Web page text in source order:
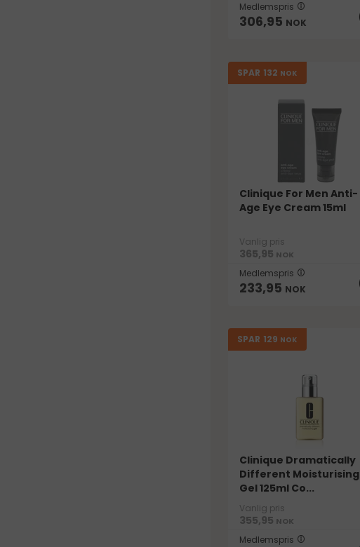
Medlemspris
306,95 NOK
SPAR 132 NOK
Clinique For Men Anti-
Age Eye Cream 15ml
Vanlig pris
365,95 NOK
Medlemspris
233,95 NOK
SPAR 129 NOK
Clinique Dramatically
Different Moisturising
Gel 125ml Co...
Vanlig pris
355,95 NOK
Medlemspris